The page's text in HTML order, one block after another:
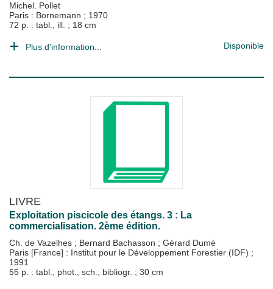
Michel. Pollet
Paris : Bornemann ; 1970
72 p. : tabl., ill. ; 18 cm
Plus d'information... Disponible
LIVRE
Exploitation piscicole des étangs. 3 : La
commercialisation. 2ème édition.
Ch. de Vazelhes ; Bernard Bachasson ; Gérard Dumé
Paris [France] : Institut pour le Développement Forestier (IDF) ;
1991
55 p. : tabl., phot., sch., bibliogr. ; 30 cm